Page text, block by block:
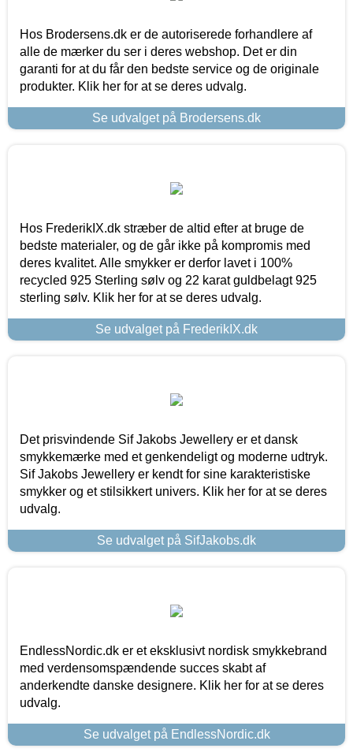
Hos Brodersens.dk er de autoriserede forhandlere af
alle de mærker du ser i deres webshop. Det er din
garanti for at du får den bedste service og de originale
produkter. Klik her for at se deres udvalg.
Se udvalget på Brodersens.dk
Hos FrederikIX.dk stræber de altid efter at bruge de
bedste materialer, og de går ikke på kompromis med
deres kvalitet. Alle smykker er derfor lavet i 100%
recycled 925 Sterling sølv og 22 karat guldbelagt 925
sterling sølv. Klik her for at se deres udvalg.
Se udvalget på FrederikIX.dk
Det prisvindende Sif Jakobs Jewellery er et dansk
smykkemærke med et genkendeligt og moderne udtryk.
Sif Jakobs Jewellery er kendt for sine karakteristiske
smykker og et stilsikkert univers. Klik her for at se deres
udvalg.
Se udvalget på SifJakobs.dk
EndlessNordic.dk er et eksklusivt nordisk smykkebrand
med verdensomspændende succes skabt af
anderkendte danske designere. Klik her for at se deres
udvalg.
Se udvalget på EndlessNordic.dk